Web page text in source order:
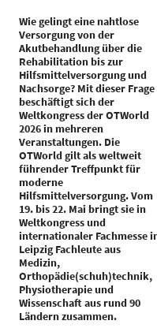
Wie gelingt eine nahtlose
Versorgung von der
Akutbehandlung über die
Rehabilitation bis zur
Hilfsmittelversorgung und
Nachsorge? Mit dieser Frage
beschäftigt sich der
Weltkongress der OTWorld
2026 in mehreren
Veranstaltungen. Die
OTWorld gilt als weltweit
führender Treffpunkt für
moderne
Hilfsmittelversorgung. Vom
19. bis 22. Mai bringt sie in
Weltkongress und
internationaler Fachmesse
Leipzig Fachleute aus
Medizin,
Orthopädie(schuh)technik,
Physiotherapie und
Wissenschaft aus rund 90
Ländern zusammen.